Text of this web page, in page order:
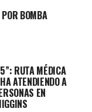
BOMBA
RUTA MÉDICA
ATENDIENDO A
EN